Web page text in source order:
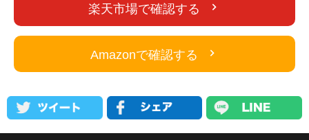
楽天市場で確認する
Amazonで確認する